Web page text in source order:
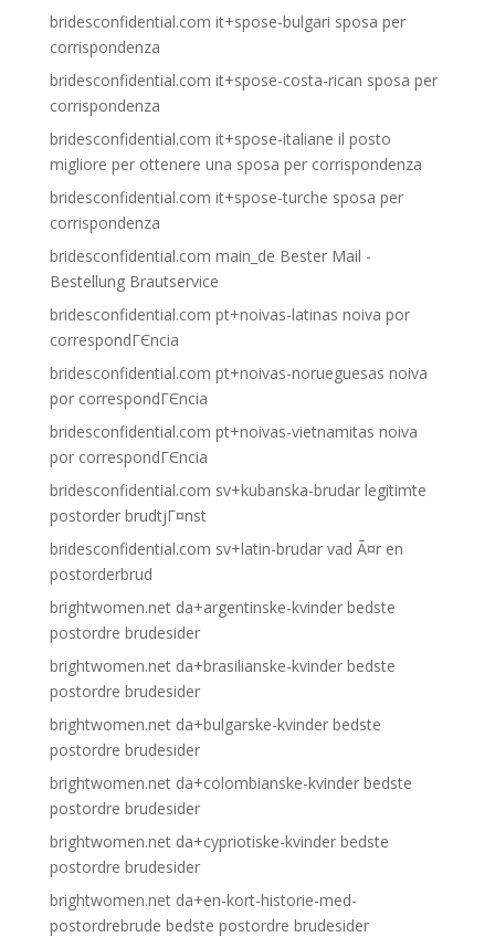
bridesconfidential.com it+spose-bulgari sposa per
corrispondenza
bridesconfidential.com it+spose-costa-rican sposa per
corrispondenza
bridesconfidential.com it+spose-italiane il posto
migliore per ottenere una sposa per corrispondenza
bridesconfidential.com it+spose-turche sposa per
corrispondenza
bridesconfidential.com main_de Bester Mail -
Bestellung Brautservice
bridesconfidential.com pt+noivas-latinas noiva por
correspondГЄncia
bridesconfidential.com pt+noivas-norueguesas noiva
por correspondГЄncia
bridesconfidential.com pt+noivas-vietnamitas noiva
por correspondГЄncia
bridesconfidential.com sv+kubanska-brudar legitimte
postorder brudtjГ¤nst
bridesconfidential.com sv+latin-brudar vad Ã¤r en
postorderbrud
brightwomen.net da+argentinske-kvinder bedste
postordre brudesider
brightwomen.net da+brasilianske-kvinder bedste
postordre brudesider
brightwomen.net da+bulgarske-kvinder bedste
postordre brudesider
brightwomen.net da+colombianske-kvinder bedste
postordre brudesider
brightwomen.net da+cypriotiske-kvinder bedste
postordre brudesider
brightwomen.net da+en-kort-historie-med-
postordrebrude bedste postordre brudesider